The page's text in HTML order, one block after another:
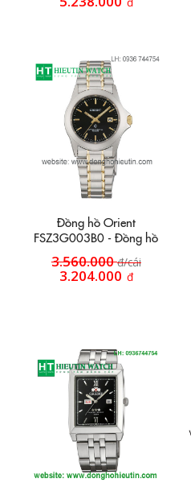
Đồng hồ Orient
FSZ3G003B0 - Đồng hồ
dây inox HT55
3.560.000đ/cái
3.204.000 đ